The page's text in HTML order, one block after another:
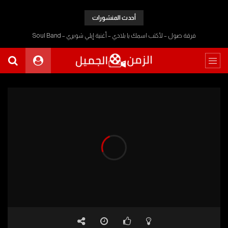
أحدث المنشورات
فرقة صول – لأكتب اسمك يا بلادي – أغنية إيلي شويري – Soul Band